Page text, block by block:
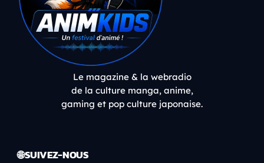
Le magazine & la webradio
de la culture manga, anime,
gaming et pop culture japonaise.
🌐 SUIVEZ-NOUS